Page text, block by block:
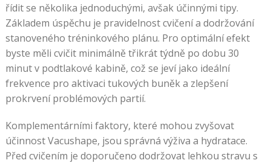
řídit se několika jednoduchými, avšak účinnými tipy.
Základem úspěchu je pravidelnost cvičení a dodržování
stanoveného tréninkového plánu. Pro optimální efekt
byste měli cvičit minimálně třikrát týdně po dobu 30
minut v podtlakové kabině, což se jeví jako ideální
frekvence pro aktivaci tukových buněk a zlepšení
prokrvení problémových partií.
Komplementárními faktory, které mohou zvyšovat
účinnost Vacushape, jsou správná výživa a hydratace.
Před cvičením je doporučeno dodržovat lehkou stravu s